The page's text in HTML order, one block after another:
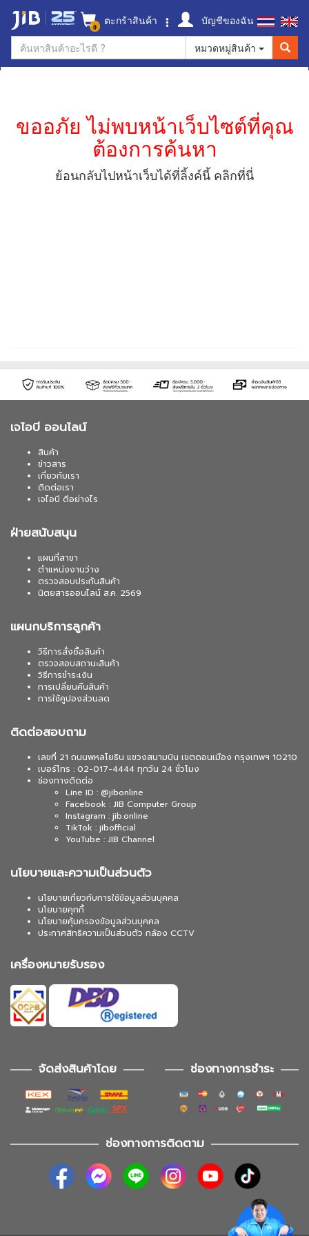
0 ตะกร้าสินค้า
บัญชีของฉัน
หมวดหมู่สินค้า
ขออภัย ไม่พบหน้าเว็บไซต์ที่คุณ
ต้องการค้นหา
ย้อนกลับไปหน้าเว็บได้ที่ลิ้งค์นี้ คลิกที่นี่
เจไอบี ออนไลน์
สินค้า
ข่าวสาร
เกี่ยวกับเรา
ติดต่อเรา
เจไอบี ดีอย่างไร
ฝ่ายสนับสนุน
แผนที่สาขา
ตำแหน่งงานว่าง
ตรวจสอบประกันสินค้า
นิตยสารออนไลน์ ส.ค. 2569
แผนกบริการลูกค้า
วิธีการสั่งซื้อสินค้า
ตรวจสอบสถานะสินค้า
วิธีการชำระเงิน
การเปลี่ยนคืนสินค้า
การใช้คูปองส่วนลด
ติดต่อสอบถาม
เลขที่ 21 ถนนพหลโยธิน แขวงสนามบิน เขตดอนเมือง กรุงเทพฯ 10210
เบอร์โทร : 02-017-4444 ทุกวัน 24 ชั่วโมง
ช่องทางติดต่อ
Line ID : @jibonline
Facebook : JIB Computer Group
Instagram : jib.online
TikTok : jibofficial
YouTube : JIB Channel
นโยบายและความเป็นส่วนตัว
นโยบายเกี่ยวกับการใช้ข้อมูลส่วนบุคคล
นโยบายคุกกี้
นโยบายคุ้มครองข้อมูลส่วนบุคคล
ประกาศสิทธิความเป็นส่วนตัว กล้อง CCTV
เครื่องหมายรับรอง
จัดส่งสินค้าโดย ช่องทางการชำระ
ช่องทางการติดตาม